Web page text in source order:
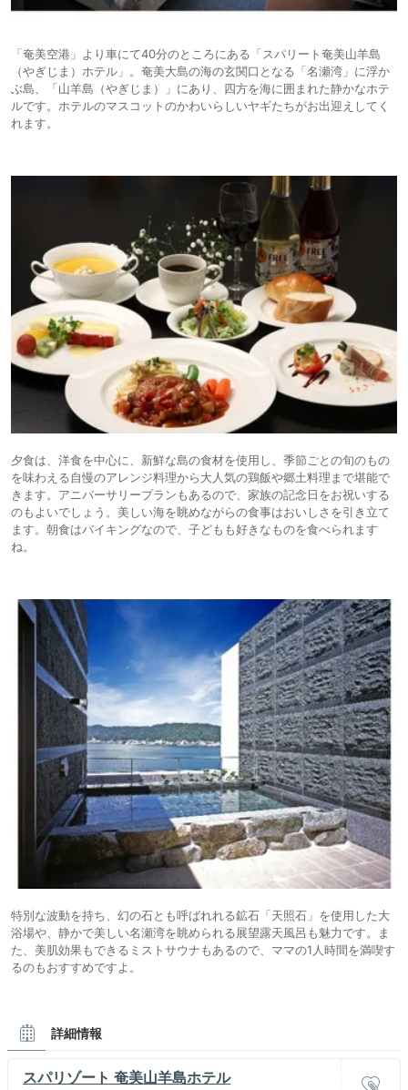
「奄美空港」より車にて40分のところにある「スパリート奄美山羊島
（やぎじま）ホテル」。奄美大島の海の玄関口となる「名瀬湾」に浮か
ぶ島、「山羊島（やぎじま）」にあり、四方を海に囲まれた静かなホテ
ルです。ホテルのマスコットのかわいらしいヤギたちがお出迎えしてく
れます。
夕食は、洋食を中心に、新鮮な島の食材を使用し、季節ごとの旬のもの
を味わえる自慢のアレンジ料理から大人気の鶏飯や郷土料理まで堪能で
きます。アニバーサリープランもあるので、家族の記念日をお祝いする
のもよいでしょう。美しい海を眺めながらの食事はおいしさを引き立て
ます。朝食はバイキングなので、子どもも好きなものを食べられます
ね。
特別な波動を持ち、幻の石とも呼ばれれる鉱石「天照石」を使用した大
浴場や、静かで美しい名瀬湾を眺められる展望露天風呂も魅力です。ま
た、美肌効果もできるミストサウナもあるので、ママの1人時間を満喫す
るのもおすすめですよ。
詳細情報
スパリゾート 奄美山羊島ホテル